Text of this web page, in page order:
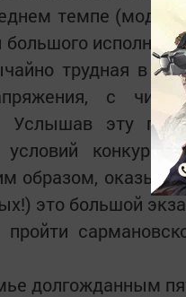
темпе
трудная в
с
Услышав эту
конкурса
образом,
это большой
долгожданным